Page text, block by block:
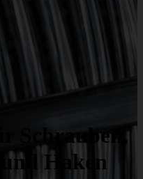
Schrauben,
Haken